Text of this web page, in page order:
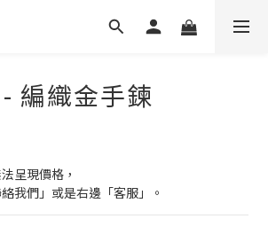
編織金手鍊
呈現價格，
我們」或是右邊「客服」。